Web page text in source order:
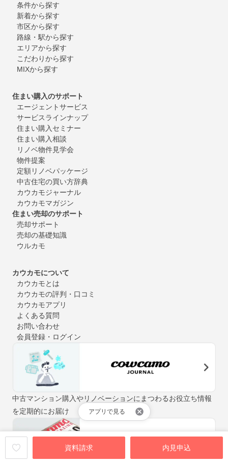
資料請求 内見申込
アプリで見る
条件から探す
新着から探す
市区から探す
路線・駅から探す
エリアから探す
こだわりから探す
MIXから探す
住まい購入のサポート
エージェントサービス
サービスラインナップ
住まい購入セミナー
住まい購入相談
リノベ物件見学会
物件提案
定額リノベパッケージ
中古住宅の買い方辞典
カウカモジャーナル
カウカモマガジン
住まい売却のサポート
売却サポート
売却の基礎知識
ウルカモ
カウカモについて
カウカモとは
カウカモの評判・口コミ
カウカモアプリ
よくある質問
お問い合わせ
会員登録・ログイン
中古マンション購入やリノベーションにまつわるお役立ち情報
を定期的にお届け